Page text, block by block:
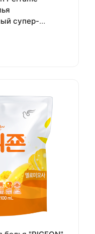
супер-
«Яблочный